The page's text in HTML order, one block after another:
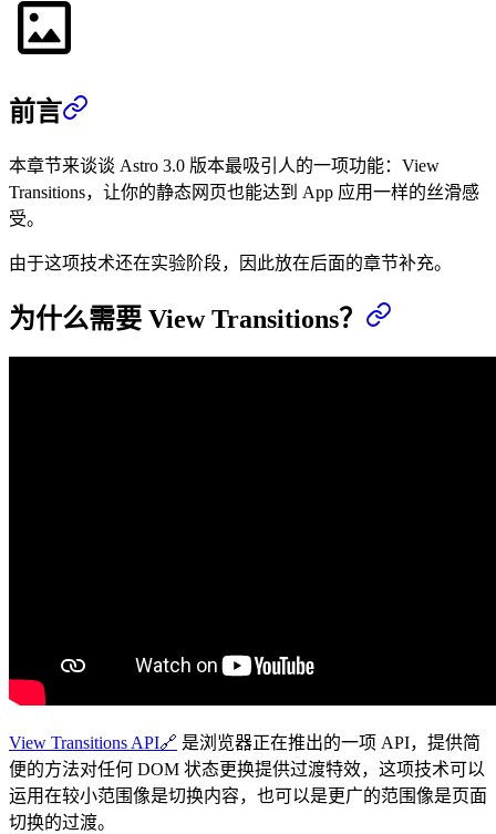
前言
本章节来谈谈 Astro 3.0 版本最吸引人的一项功能：View
Transitions，让你的静态网页也能达到 App 应用一样的丝滑感
受。
由于这项技术还在实验阶段，因此放在后面的章节补充。
为什么需要 View Transitions？
View Transitions API🔗 是浏览器正在推出的一项 API，提供简
便的方法对任何 DOM 状态更换提供过渡特效，这项技术可以
运用在较小范围像是切换内容，也可以是更广的范围像是页面
切换的过渡。